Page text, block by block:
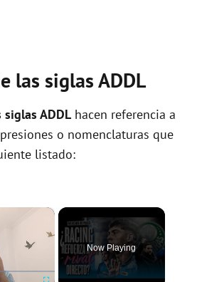
las siglas ADDL
ADDL hacen referencia a
o nomenclaturas que
listado:
×
Now Playing